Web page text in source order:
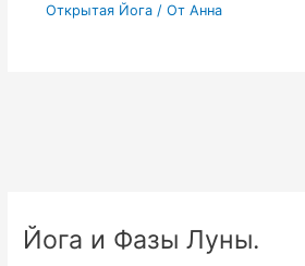
Открытая Йога/ От Анна
Йога и Фазы Луны.